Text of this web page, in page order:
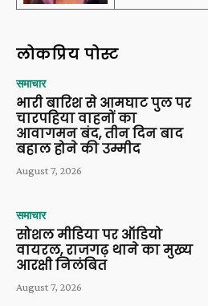
लोकप्रिय पोस्ट
समाचार
भारी बारिश से आमघाट पुल पर
चारपहिया वाहनों का
आवागमन बंद, तीन दिन बाद
बहाल होने की उम्मीद
August 7, 2026
समाचार
सोशल मीडिया पर ऑडियो
वायरल, राजगढ़ थाने का मुख्य
आरक्षी निलंबित
August 7, 2026